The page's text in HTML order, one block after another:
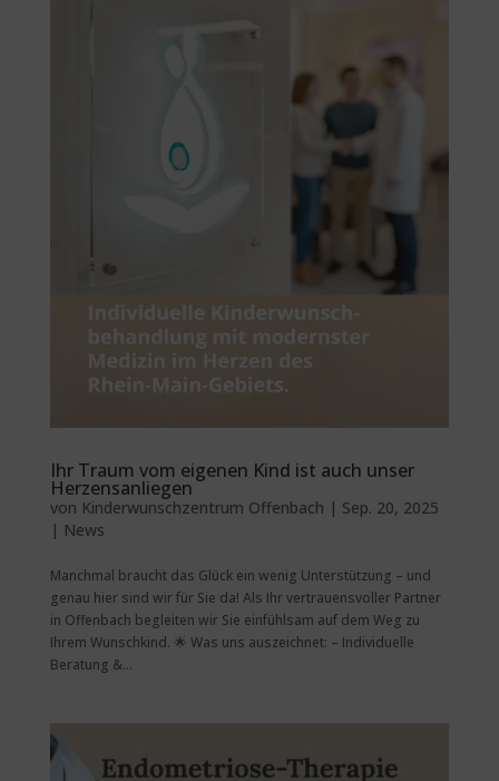
Ihr Traum vom eigenen Kind ist auch unser
Herzensanliegen
von Kinderwunschzentrum Offenbach | Sep. 20, 2025
| News
Manchmal braucht das Glück ein wenig Unterstützung – und
genau hier sind wir für Sie da! Als Ihr vertrauensvoller Partner
in Offenbach begleiten wir Sie einfühlsam auf dem Weg zu
Ihrem Wunschkind. 🌟 Was uns auszeichnet: – Individuelle
Beratung &...